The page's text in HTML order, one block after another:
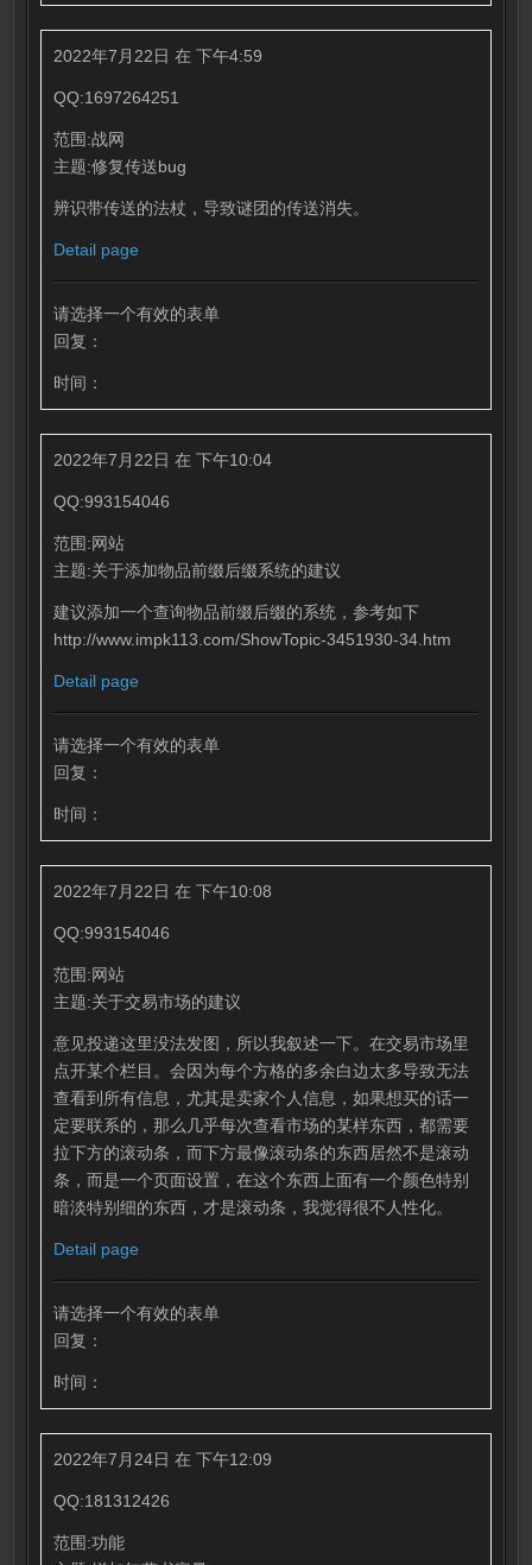
2022年7月22日 在 下午4:59
QQ:1697264251
范围:战网
主题:修复传送bug
辨识带传送的法杖，导致谜团的传送消失。
Detail page
请选择一个有效的表单
回复：
时间：
2022年7月22日 在 下午10:04
QQ:993154046
范围:网站
主题:关于添加物品前缀后缀系统的建议
建议添加一个查询物品前缀后缀的系统，参考如下
http://www.impk113.com/ShowTopic-3451930-34.htm
Detail page
请选择一个有效的表单
回复：
时间：
2022年7月22日 在 下午10:08
QQ:993154046
范围:网站
主题:关于交易市场的建议
意见投递这里没法发图，所以我叙述一下。在交易市场里
点开某个栏目。会因为每个方格的多余白边太多导致无法
查看到所有信息，尤其是卖家个人信息，如果想买的话一
定要联系的，那么几乎每次查看市场的某样东西，都需要
拉下方的滚动条，而下方最像滚动条的东西居然不是滚动
条，而是一个页面设置，在这个东西上面有一个颜色特别
暗淡特别细的东西，才是滚动条，我觉得很不人性化。
Detail page
请选择一个有效的表单
回复：
时间：
2022年7月24日 在 下午12:09
QQ:181312426
范围:功能